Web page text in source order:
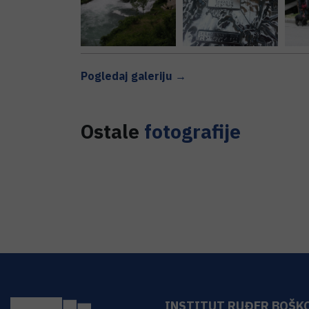
Pogledaj galeriju →
Ostale fotografije